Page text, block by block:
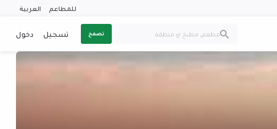
للمطاعم العربية
تصفح تسجيل دخول